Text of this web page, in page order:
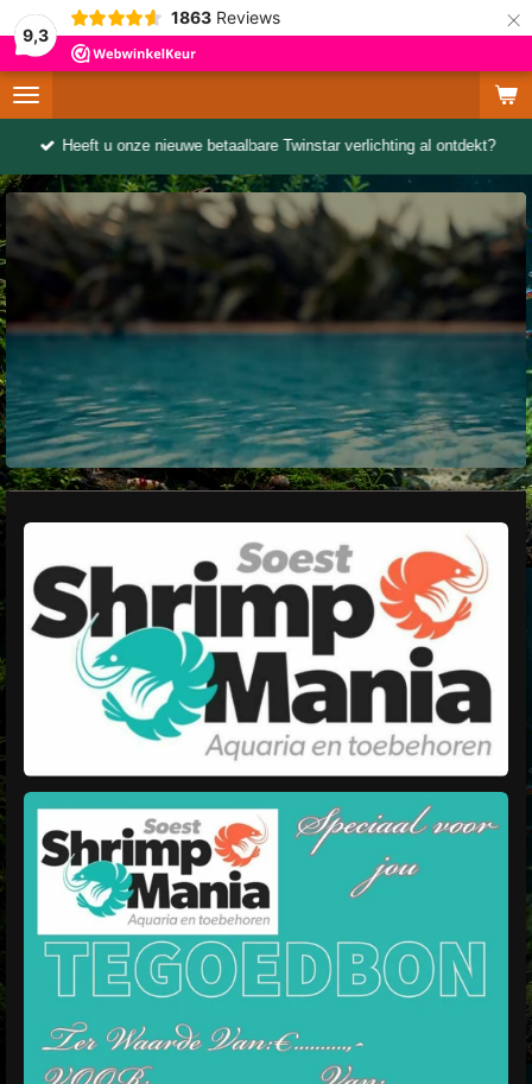
9,3
1863 Reviews ×
Heeft u onze nieuwe betaalbare Twinstar verlichting al ontdekt?